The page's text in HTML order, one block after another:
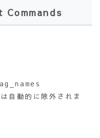
Commands
自動的に除外されま